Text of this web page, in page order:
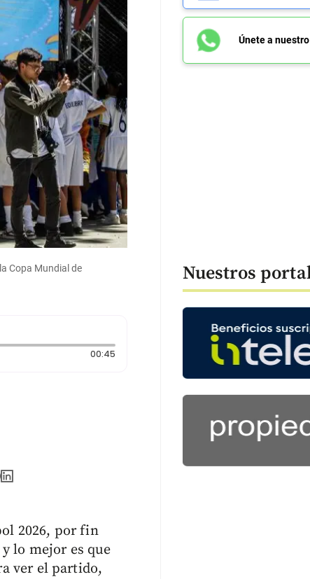
Copa Mundial de
00:45Duración: 45 segundos
2026, por fin
lo mejor es que
ver el partido,
Únete a
Nuestros